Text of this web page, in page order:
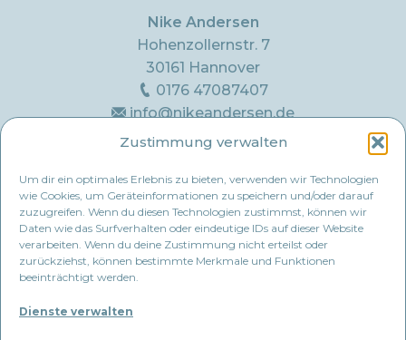
Zustimmung verwalten
Um dir ein optimales Erlebnis zu bieten, verwenden wir Technologien
wie Cookies, um Geräteinformationen zu speichern und/oder darauf
zuzugreifen. Wenn du diesen Technologien zustimmst, können wir
Daten wie das Surfverhalten oder eindeutige IDs auf dieser Website
verarbeiten. Wenn du deine Zustimmung nicht erteilst oder
zurückziehst, können bestimmte Merkmale und Funktionen
beeinträchtigt werden.
Dienste verwalten
Nike Andersen
Hohenzollernstr. 7
30161 Hannover
0176 47087407
info@nikeandersen.de
PRAXIS für LOGOPÄDIE
Hohenzollernstr. 7
30161 Hannover
PRAXIS für​​ LOGOPÄDIE
Georgstr. 4